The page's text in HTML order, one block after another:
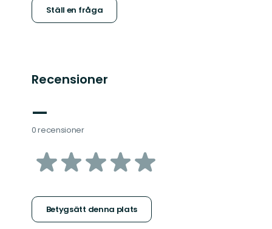
Ställ en fråga
Recensioner
—
0 recensioner
av
stjärnor
Betygsätt denna plats